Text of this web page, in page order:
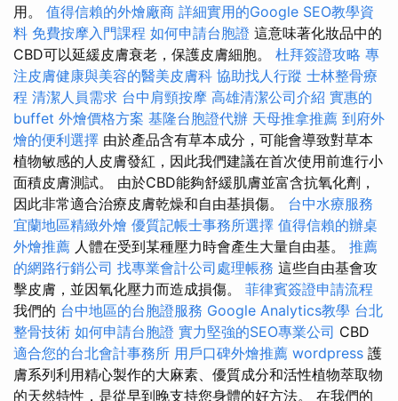
用。 值得信賴的外燴廠商 詳細實用的Google SEO教學資
料 免費按摩入門課程 如何申請台胞證 這意味著化妝品中的
CBD可以延緩皮膚衰老，保護皮膚細胞。 杜拜簽證攻略 專
注皮膚健康與美容的醫美皮膚科 協助找人行蹤 士林整骨療
程 清潔人員需求 台中肩頸按摩 高雄清潔公司介紹 實惠的
buffet 外燴價格方案 基隆台胞證代辦 天母推拿推薦 到府外
燴的便利選擇 由於產品含有草本成分，可能會導致對草本
植物敏感的人皮膚發紅，因此我們建議在首次使用前進行小
面積皮膚測試。 由於CBD能夠舒緩肌膚並富含抗氧化劑，
因此非常適合治療皮膚乾燥和自由基損傷。 台中水療服務
宜蘭地區精緻外燴 優質記帳士事務所選擇 值得信賴的辦桌
外燴推薦 人體在受到某種壓力時會產生大量自由基。 推薦
的網路行銷公司 找專業會計公司處理帳務 這些自由基會攻
擊皮膚，並因氧化壓力而造成損傷。 菲律賓簽證申請流程
我們的 台中地區的台胞證服務 Google Analytics教學 台北
整骨技術 如何申請台胞證 實力堅強的SEO專業公司 CBD
適合您的台北會計事務所 用戶口碑外燴推薦 wordpress 護
膚系列利用精心製作的大麻素、優質成分和活性植物萃取物
的天然特性，是從早到晚支持您身體的好方法。 在我們的